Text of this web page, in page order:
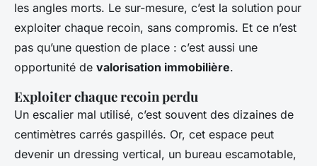
les angles morts. Le sur-mesure, c’est la solution pour
exploiter chaque recoin, sans compromis. Et ce n’est
pas qu’une question de place : c’est aussi une
opportunité de valorisation immobilière.
Exploiter chaque recoin perdu
Un escalier mal utilisé, c’est souvent des dizaines de
centimètres carrés gaspillés. Or, cet espace peut
devenir un dressing vertical, un bureau escamotable,